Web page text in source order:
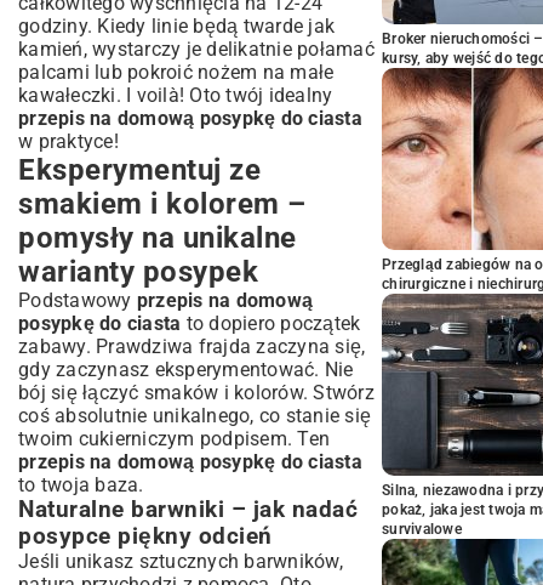
godziny. Kiedy linie będą twarde jak
kamień, wystarczy je delikatnie połamać
palcami lub pokroić nożem na małe
kawałeczki. I voilà! Oto twój idealny
przepis na domową posypkę do ciasta
w praktyce!
Eksperymentuj ze
smakiem i kolorem –
pomysły na unikalne
warianty posypek
Podstawowy przepis na domową
posypkę do ciasta to dopiero początek
zabawy. Prawdziwa frajda zaczyna się,
gdy zaczynasz eksperymentować. Nie
bój się łączyć smaków i kolorów. Stwórz
coś absolutnie unikalnego, co stanie się
twoim cukierniczym podpisem. Ten
przepis na domową posypkę do ciasta
to twoja baza.
Naturalne barwniki – jak nadać
posypce piękny odcień
Jeśli unikasz sztucznych barwników,
Broker nieruchomości
kursy, aby wejść do
Przegląd zabiegów na
chirurgiczne i
Silna, niezawodna i
pokaż, jaka jest twoja
survivalowe